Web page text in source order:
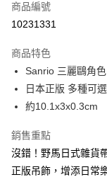
信用卡分期付款
合作金庫商業銀行
華南商業銀行
上海商業儲蓄銀行
國泰世華商業銀行
匯豐（台灣）商業銀行
聯邦商業銀行
元大商業銀行
超商取貨付款
LINE Pay
街口支付
悠遊付
商品編號
10231331
商品特色
Sanrio 三麗鷗角
日本正版 多種可
約10.1x3x0.3cm
銷售重點
沒錯！野馬日式雜貨
正版吊飾，增添日常